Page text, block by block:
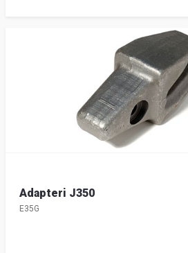
Adapteri J350
E35G